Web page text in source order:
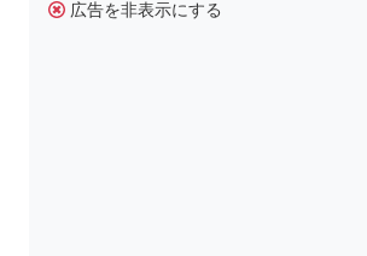
広告を非表示にする